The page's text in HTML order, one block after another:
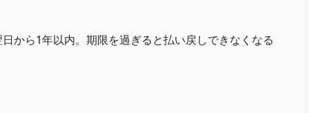
から1年以内。期限を過ぎると払い戻しできなくなる